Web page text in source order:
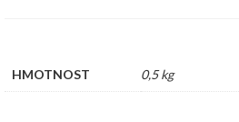
HMOTNOST 0,5 kg